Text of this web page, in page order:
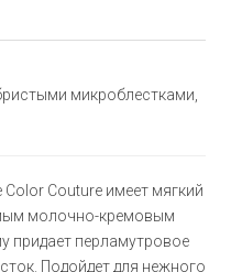
микроблестками,
Color Couture имеет мягкий
молочно-кремовым
придает перламутровое
Подойдет для нежного